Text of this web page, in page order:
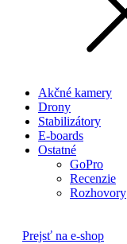
Akčné kamery
Drony
Stabilizátory
E-boards
Ostatné
GoPro
Recenzie
Rozhovory
Prejsť na e-shop